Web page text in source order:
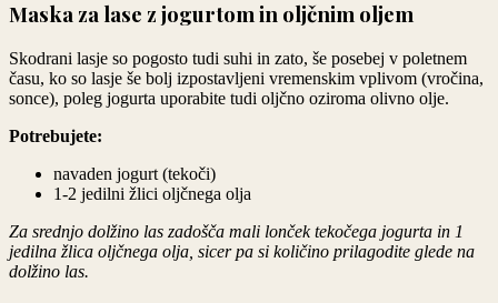
Maska za lase z jogurtom in oljčnim oljem
Skodrani lasje so pogosto tudi suhi in zato, še posebej v poletnem
času, ko so lasje še bolj izpostavljeni vremenskim vplivom (vročina,
sonce), poleg jogurta uporabite tudi oljčno oziroma olivno olje.
Potrebujete:
navaden jogurt (tekoči)
1-2 jedilni žlici oljčnega olja
Za srednjo dolžino las zadošča mali lonček tekočega jogurta in 1
jedilna žlica oljčnega olja, sicer pa si količino prilagodite glede na
dolžino las.